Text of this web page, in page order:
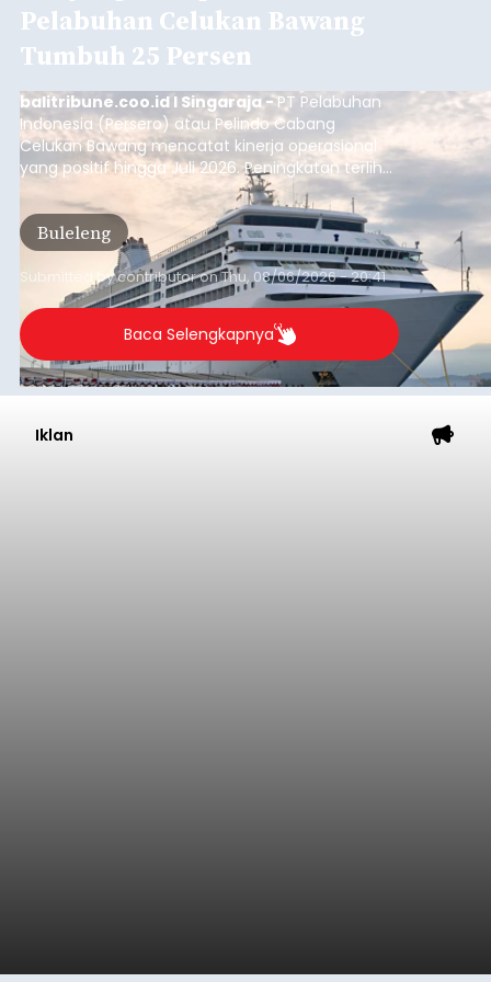
Pelabuhan Celukan Bawang
Tumbuh 25 Persen
balitribune.coo.id I Singaraja -PT Pelabuhan
Indonesia (Persero) atau Pelindo Cabang
Celukan Bawang mencatat kinerja operasional
yang positif hingga Juli 2026. Peningkatan terlihat
dari arus kapal yang mencapai 1,48 juta Gross
Tonnage (GT), atau tumbuh 12,4 persen
dibandingkan periode yang sama tahun lalu
yang tercatat sebesar 1,32 juta GT.
Buleleng
Submitted bycontributoronThu, 08/06/2026 - 20:41
Baca Selengkapnya
Iklan